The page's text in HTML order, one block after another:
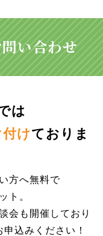
い合わせ
は
けておりま
方へ無料で
ト。
会も開催しており
込みください！